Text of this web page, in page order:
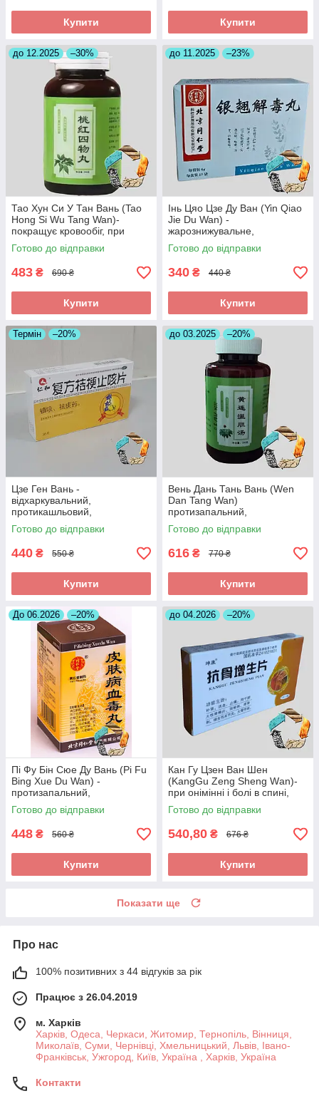
Купити Купити
до 12.2025 –30%
Тао Хун Си У Тан Вань (Tao
Hong Si Wu Tang Wan)-
покращує кровообіг, при
інсульті, головних болях
Готово до відправки
483 ₴ 690 ₴
Купити
до 11.2025 –23%
Інь Цяо Цзе Ду Ван (Yin Qiao
Jie Du Wan) -
жарознижувальне,
протизапальне,антиалергічне
Готово до відправки
340 ₴ 440 ₴
Купити
Термін –20%
Цзе Ген Вань -
відхаркувальний,
протикашльовий,
протизапальний
Готово до відправки
440 ₴ 550 ₴
Купити
до 03.2025 –20%
Вень Дань Тань Вань (Wen
Dan Tang Wan)
протизапальний,
знеболюючий, при
холециститі
Готово до відправки
616 ₴ 770 ₴
Купити
До 06.2026 –20%
Пі Фу Бін Сюе Ду Вань (Pi Fu
Bing Xue Du Wan) -
протизапальний,
протиалергічний,
протисвербіжний,
антигістамінний
Готово до відправки
448 ₴ 560 ₴
Купити
до 04.2026 –20%
Кан Гу Цзен Ван Шен
(KangGu Zeng Sheng Wаn)-
при онімінні і болі в спині,
остеохондрозі, радикуліті,
протрузії
Готово до відправки
540,80 ₴ 676 ₴
Купити
Показати ще
Про нас
100% позитивних з 44 відгуків за рік
Працює з 26.04.2019
м. Харків
Харків, Одеса, Черкаси, Житомир, Тернопіль, Вінниця,
Миколаїв, Суми, Чернівці, Хмельницький, Львів, Івано-
Франківськ, Ужгород, Київ, Україна , Харків, Україна
Контакти